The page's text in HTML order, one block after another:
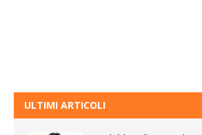
ULTIMI ARTICOLI